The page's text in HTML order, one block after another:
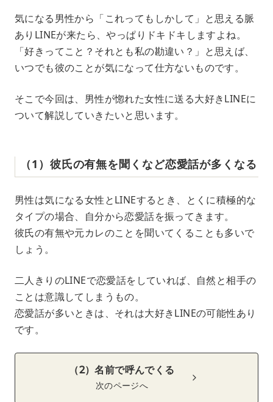
気になる男性から「これってもしかして」と思える脈
ありLINEが来たら、やっぱりドキドキしますよね。
「好きってこと？それとも私の勘違い？」と思えば、
いつでも彼のことが気になって仕方ないものです。
そこで今回は、男性が惚れた女性に送る大好きLINEに
ついて解説していきたいと思います。
（1）彼氏の有無を聞くなど恋愛話が多くなる
男性は気になる女性とLINEするとき、とくに積極的な
タイプの場合、自分から恋愛話を振ってきます。
彼氏の有無や元カレのことを聞いてくることも多いで
しょう。
二人きりのLINEで恋愛話をしていれば、自然と相手の
ことは意識してしまうもの。
恋愛話が多いときは、それは大好きLINEの可能性あり
です。
（2）名前で呼んでくる
次のページへ